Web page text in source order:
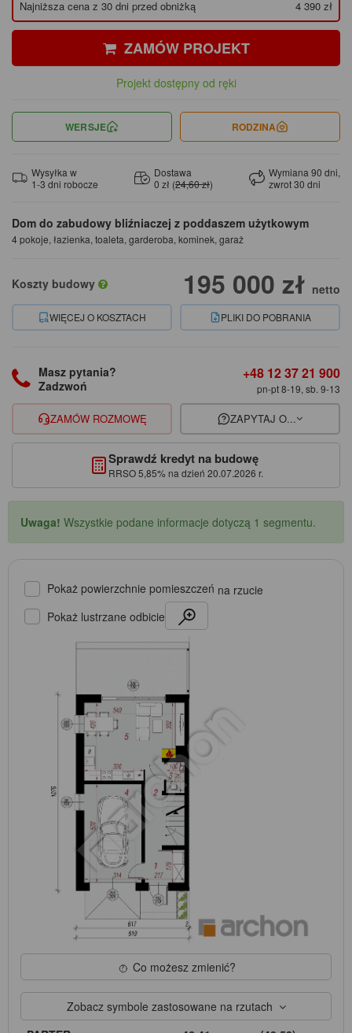
Dom do zabudowy bliźniaczej z poddaszem użytkowym
4 pokoje, łazienka, toaleta, garderoba, kominek, garaż
Koszty budowy 195 000 zł netto
WIĘCEJ O KOSZTACH PLIKI DO POBRANIA
Najniższa cena z 30 dni przed obniżką 4 390 zł
ZAMÓW PROJEKT
Projekt dostępny od ręki
WERSJE RODZINA
Wysyłka w
1-3 dni robocze
Dostawa
0 zł (24,60 zł)
Wymiana 90 dni,
zwrot 30 dni
Masz pytania?
Zadzwoń
+48 12 37 21 900
pn-pt 8-19, sb. 9-13
ZAMÓW ROZMOWĘ ZAPYTAJ O...
Sprawdź kredyt na budowę
RRSO 5,85% na dzień 20.07.2026 r.
Uwaga! Wszystkie podane informacje dotyczą 1 segmentu.
Pokaż powierzchnie pomieszczeń na rzucie
Pokaż lustrzane odbicie
Co możesz zmienić?
Zobacz symbole zastosowane na rzutach